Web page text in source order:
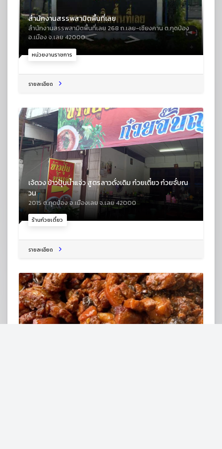
หน่วยงานราชการ
สำนักงานสรรพสามิตพื้นที่เลย
สำนักงานสรรพสามิตพื้นที่เลย 268 ถ.เลย-เชียงคาน ต.กุดป่อง
อ.เมือง จ.เลย 42000
รายละเอียด
ร้านก๋วยเตี๋ยว
เจ้ดวง ข้าวปุ้นน้ำแจ่ว สูตรลาวดั่งเดิม ก๋วยเตี๋ยว ก๋วยจั๋บณ
วน
2015 ต.กุดป่อง อ.เมืองเลย จ.เลย 42000
รายละเอียด